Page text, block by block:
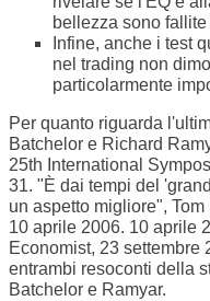
bellezza sono
Infine, anche i test
nel trading non
particolarmente
Per quanto riguarda
Batchelor e Richard
25th International
31. "È dai tempi del
un aspetto migliore",
10 aprile 2006. 10 aprile
Economist, 23 settembre
entrambi resoconti della
Batchelor e Ramyar.